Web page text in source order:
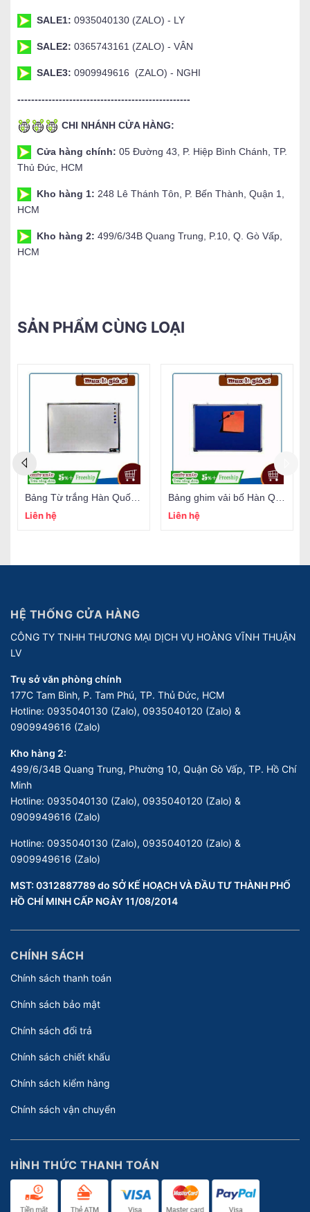
SALE1: 0935040130 (ZALO) - LY
SALE2: 0365743161 (ZALO) - VÂN
SALE3: 0909949616 (ZALO) - NGHI
--------------------------------------------------
CHI NHÁNH CỬA HÀNG:
Cửa hàng chính: 05 Đường 43, P. Hiệp Bình Chánh, TP.
Thủ Đức, HCM
Kho hàng 1: 248 Lê Thánh Tôn, P. Bến Thành, Quận 1,
HCM
Kho hàng 2: 499/6/34B Quang Trung, P.10, Q. Gò Vấp,
HCM
SẢN PHẨM CÙNG LOẠI
Liên hệ
Liên hệ
HỆ THỐNG CỬA HÀNG
CÔNG TY TNHH THƯƠNG MẠI DỊCH VỤ HOÀNG VĨNH THUẬN
LV
Trụ sở văn phòng chính
177C Tam Bình, P. Tam Phú, TP. Thủ Đức, HCM
Hotline: 0935040130 (Zalo), 0935040120 (Zalo) &
0909949616 (Zalo)
Kho hàng 2:
499/6/34B Quang Trung, Phường 10, Quận Gò Vấp, TP. Hồ Chí
Minh
Hotline: 0935040130 (Zalo), 0935040120 (Zalo) &
0909949616 (Zalo)
Hotline: 0935040130 (Zalo), 0935040120 (Zalo) &
0909949616 (Zalo)
MST: 0312887789 do SỞ KẾ HOẠCH VÀ ĐẦU TƯ THÀNH PHỐ
HỒ CHÍ MINH CẤP NGÀY 11/08/2014
CHÍNH SÁCH
Chính sách thanh toán
Chính sách bảo mật
Chính sách đổi trả
Chính sách chiết khấu
Chính sách kiểm hàng
Chính sách vận chuyển
HÌNH THỨC THANH TOÁN